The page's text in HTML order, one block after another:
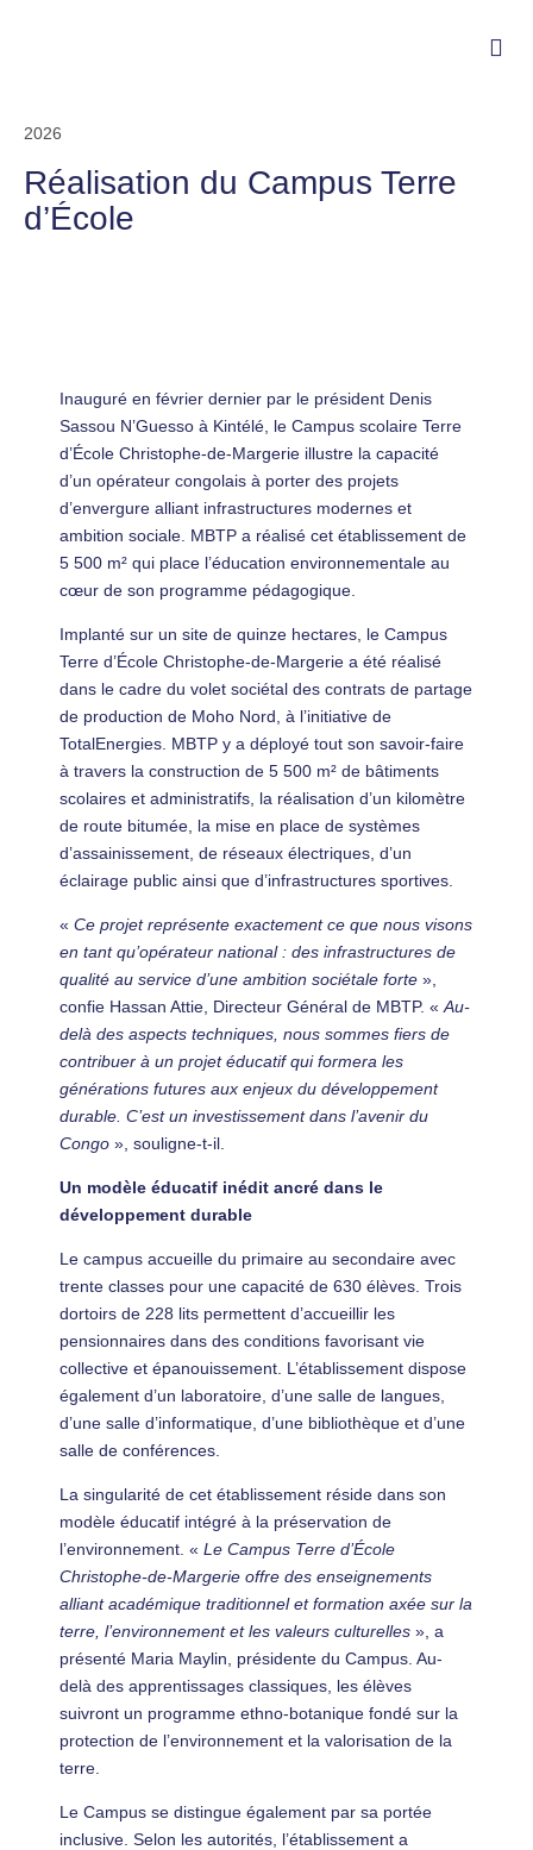
2026
Réalisation du Campus Terre
d’École
Inauguré en février dernier par le président Denis
Sassou N’Guesso à Kintélé, le Campus scolaire Terre
d’École Christophe-de-Margerie illustre la capacité
d’un opérateur congolais à porter des projets
d’envergure alliant infrastructures modernes et
ambition sociale. MBTP a réalisé cet établissement de
5 500 m² qui place l’éducation environnementale au
cœur de son programme pédagogique.
Implanté sur un site de quinze hectares, le Campus
Terre d’École Christophe-de-Margerie a été réalisé
dans le cadre du volet sociétal des contrats de partage
de production de Moho Nord, à l’initiative de
TotalEnergies. MBTP y a déployé tout son savoir-faire
à travers la construction de 5 500 m² de bâtiments
scolaires et administratifs, la réalisation d’un kilomètre
de route bitumée, la mise en place de systèmes
d’assainissement, de réseaux électriques, d’un
éclairage public ainsi que d’infrastructures sportives.
« Ce projet représente exactement ce que nous visons
en tant qu’opérateur national : des infrastructures de
qualité au service d’une ambition sociétale forte »,
confie Hassan Attie, Directeur Général de MBTP. « Au-
delà des aspects techniques, nous sommes fiers de
contribuer à un projet éducatif qui formera les
générations futures aux enjeux du développement
durable. C’est un investissement dans l’avenir du
Congo », souligne-t-il.
Un modèle éducatif inédit ancré dans le
développement durable
Le campus accueille du primaire au secondaire avec
trente classes pour une capacité de 630 élèves. Trois
dortoirs de 228 lits permettent d’accueillir les
pensionnaires dans des conditions favorisant vie
collective et épanouissement. L’établissement dispose
également d’un laboratoire, d’une salle de langues,
d’une salle d’informatique, d’une bibliothèque et d’une
salle de conférences.
La singularité de cet établissement réside dans son
modèle éducatif intégré à la préservation de
l’environnement. « Le Campus Terre d’École
Christophe-de-Margerie offre des enseignements
alliant académique traditionnel et formation axée sur la
terre, l’environnement et les valeurs culturelles », a
présenté Maria Maylin, présidente du Campus. Au-
delà des apprentissages classiques, les élèves
suivront un programme ethno-botanique fondé sur la
protection de l’environnement et la valorisation de la
terre.
Le Campus se distingue également par sa portée
inclusive. Selon les autorités, l’établissement a